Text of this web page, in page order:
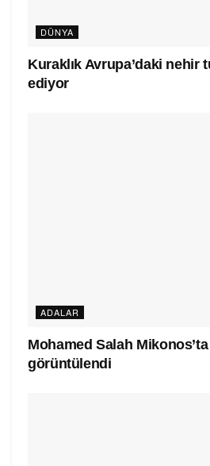
DÜNYA
Kuraklık Avrupa’daki nehir
ediyor
ADALAR
Mohamed Salah
görüntülendi